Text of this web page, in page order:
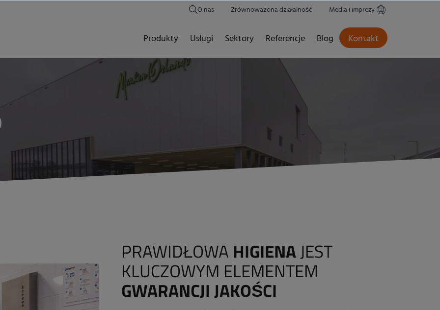
O nas Zrównoważona działalność Media i imprezy
Produkty Usługi Sektory Referencje Blog Kontakt
PRAWIDŁOWA HIGIENAJEST
KLUCZOWYM ELEMENTEM
GWARANCJIJAKOŚCI